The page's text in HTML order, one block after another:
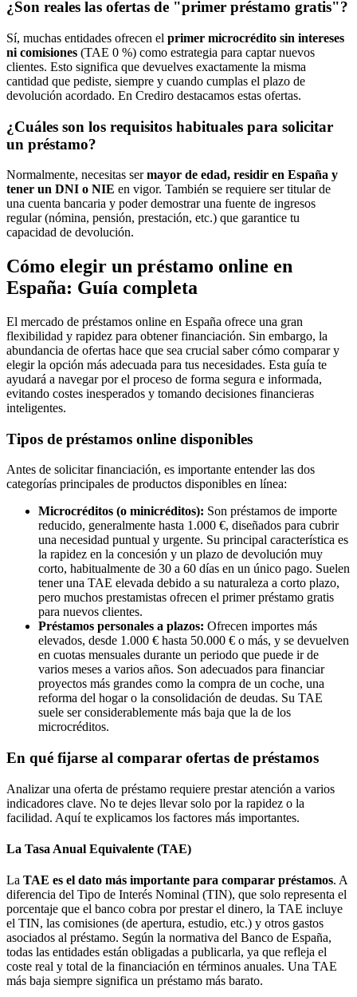
¿Son reales las ofertas de "primer préstamo gratis"?
Sí, muchas entidades ofrecen el primer microcrédito sin intereses
ni comisiones (TAE 0 %) como estrategia para captar nuevos
clientes. Esto significa que devuelves exactamente la misma
cantidad que pediste, siempre y cuando cumplas el plazo de
devolución acordado. En Crediro destacamos estas ofertas.
¿Cuáles son los requisitos habituales para solicitar
un préstamo?
Normalmente, necesitas sermayor de edad, residir en España y
tener un DNI o NIE en vigor. También se requiere ser titular de
una cuenta bancaria y poder demostrar una fuente de ingresos
regular (nómina, pensión, prestación, etc.) que garantice tu
capacidad de devolución.
Cómo elegir un préstamo online en
España: Guía completa
El mercado de préstamos online en España ofrece una gran
flexibilidad y rapidez para obtener financiación. Sin embargo, la
abundancia de ofertas hace que sea crucial saber cómo comparar y
elegir la opción más adecuada para tus necesidades. Esta guía te
ayudará a navegar por el proceso de forma segura e informada,
evitando costes inesperados y tomando decisiones financieras
inteligentes.
Tipos de préstamos online disponibles
Antes de solicitar financiación, es importante entender las dos
categorías principales de productos disponibles en línea:
Microcréditos (o minicréditos): Son préstamos de importe
reducido, generalmente hasta 1.000 €, diseñados para cubrir
una necesidad puntual y urgente. Su principal característica es
la rapidez en la concesión y un plazo de devolución muy
corto, habitualmente de 30 a 60 días en un único pago. Suelen
tener una TAE elevada debido a su naturaleza a corto plazo,
pero muchos prestamistas ofrecen el primer préstamo gratis
para nuevos clientes.
Préstamos personales a plazos: Ofrecen importes más
elevados, desde 1.000 € hasta 50.000 € o más, y se devuelven
en cuotas mensuales durante un periodo que puede ir de
varios meses a varios años. Son adecuados para financiar
proyectos más grandes como la compra de un coche, una
reforma del hogar o la consolidación de deudas. Su TAE
suele ser considerablemente más baja que la de los
microcréditos.
En qué fijarse al comparar ofertas de préstamos
Analizar una oferta de préstamo requiere prestar atención a varios
indicadores clave. No te dejes llevar solo por la rapidez o la
facilidad. Aquí te explicamos los factores más importantes.
La Tasa Anual Equivalente (TAE)
La TAE es el dato más importante para comparar préstamos. A
diferencia del Tipo de Interés Nominal (TIN), que solo representa el
porcentaje que el banco cobra por prestar el dinero, la TAE incluye
el TIN, las comisiones (de apertura, estudio, etc.) y otros gastos
asociados al préstamo. Según la normativa del Banco de España,
todas las entidades están obligadas a publicarla, ya que refleja el
coste real y total de la financiación en términos anuales. Una TAE
más baja siempre significa un préstamo más barato.